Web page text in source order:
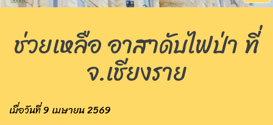
ช่วยเหลือ อาสาดับไฟป่า ที่
จ.เชียงราย
เมื่อวันที่ 9 เมษายน 2569